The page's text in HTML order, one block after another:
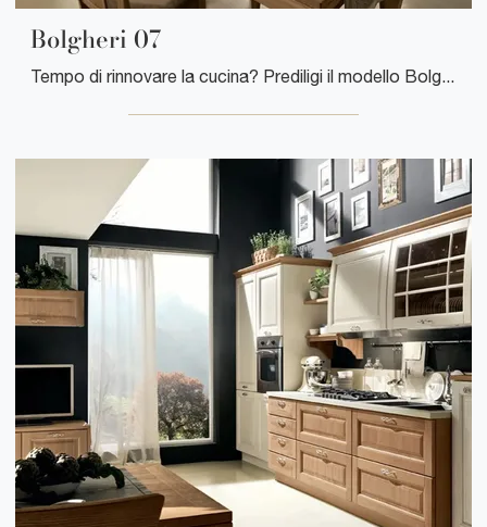
Bolgheri 07
Tempo di rinnovare la cucina? Prediligi il modello Bolgheri 07 Stosa tra le nostre Cucine Classiche in linea.